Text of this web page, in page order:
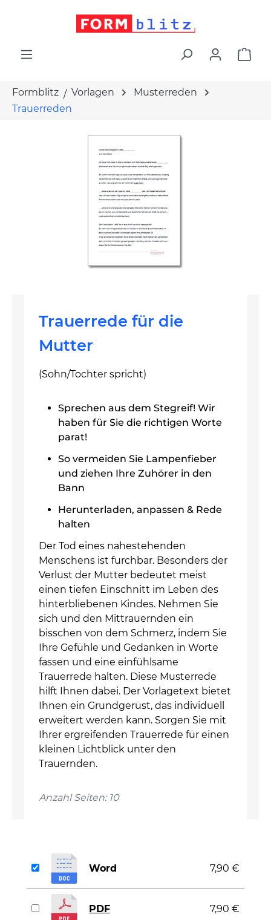
Formblitz Vorlagen
Musterreden
Trauerreden
Trauerrede für die
Mutter
(Sohn/Tochter spricht)
Sprechen aus dem Stegreif! Wir
haben für Sie die richtigen Worte
parat!
So vermeiden Sie Lampenfieber
und ziehen Ihre Zuhörer in den
Bann
Herunterladen, anpassen & Rede
halten
Der Tod eines nahestehenden
Menschens ist furchbar. Besonders der
Verlust der Mutter bedeutet meist
einen tiefen Einschnitt im Leben des
hinterbliebenen Kindes. Nehmen Sie
sich und den Mittrauernden ein
bisschen von dem Schmerz, indem Sie
Ihre Gefühle und Gedanken in Worte
fassen und eine einfühlsame
Trauerrede halten. Diese Musterrede
hilft Ihnen dabei. Der Vorlagetext bietet
Ihnen ein Grundgerüst, das individuell
erweitert werden kann. Sorgen Sie mit
Ihrer ergreifenden Trauerrede für einen
kleinen Lichtblick unter den
Trauernden.
Anzahl Seiten: 10
Word 7,90 €
PDF 7,90 €